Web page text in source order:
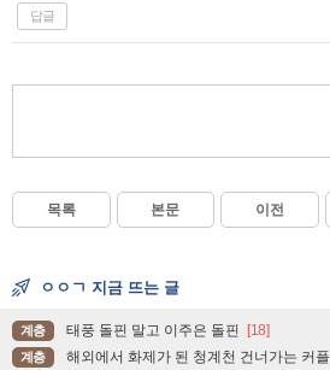
답글
목록 본문 이전
ㅇㅇㄱ 지금 뜨는 글
계층 태풍 돌핀 말고 이주은 돌핀 [18]
계층 해외에서 화제가 된 청계천 건너가는 커플